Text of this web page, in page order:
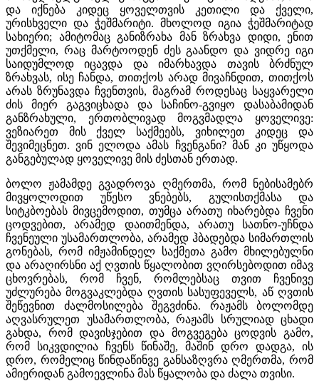
და იქნება კიდეც ყოველთვის კეთილი და ქველი,
ურისხველი და ჭეშმარიტი. მხოლოდ იგია ჭეშმარიტად
სახიერი; ამიტომაც განიზრახა მან ზრახვა დიდი, ენით
უთქმელი, რაც მარტოოდენ ძეს გაანდო და ვიდრე იგი
საიდუმლოდ იცავდა და იმარხავდა თავის ბრძნულ
ზრახვას, ისე ჩანდა, თითქოს არად მივაჩნდით, თითქოს
არას ზრუნავდა ჩვენთვის, მაგრამ როდესაც საყვარელი
ძის მიერ გაგვიცხადა და საჩინო-გვიყო დასაბამიდან
განზრახული, ერთობლივად მოგვმადლა ყოველივე:
ვეზიარეთ მის ქველ საქმეებს, ვიხილეთ კიდეც და
შევიმეცნეთ. ვინ ელოდა ამას ჩვენგანი? მან კი უწყოდა
განგებულად ყოველივე მის ძესთან ერთად.
ბოლო ჟამამდე გვადროვა ღმერთმა, რომ ნებისამებრ
მივყოლოდით უწესო ვნებებს, გულისთქმასა და
სიტკბოებას მივცემოდით, თუმცა არათუ იხარებდა ჩვენი
ცოდვებით, არამედ დაითმენდა, არათუ სათნო-უჩნდა
ჩვენეული უსამართლობა, არამედ ჰბადებდა სიმართლის
გონებას, რომ იმჟამინდელ საქმეთა გამო მხილებულნი
და არაღირსნი აქ ღვთის წყალობით ვღირსებოდით იმავ
ცხოვრებას, რომ ჩვენ, რომლებსაც თვით ჩვენივე
უძლურება მოგვაკლებდა ღვთის სასუფეველს, აწ ღვთის
შეწევნით ძალმოსილება შეგვძინა. რაჟამს ბოლომდე
აღვასრულეთ უსამართლობა, რაჟამს სრულიად ცხადი
გახდა, რომ დავისჯებით და მოგვეგება ცოდვის გამო,
რომ სიკვდილია ჩვენს წინაშე, მაშინ დრო დადგა, ის
დრო, რომელიც წინდაწინვე განსაზღვრა ღმერთმა, რომ
ამიერიდან გამოევლინა მას წყალობა და ძალა თვისი.